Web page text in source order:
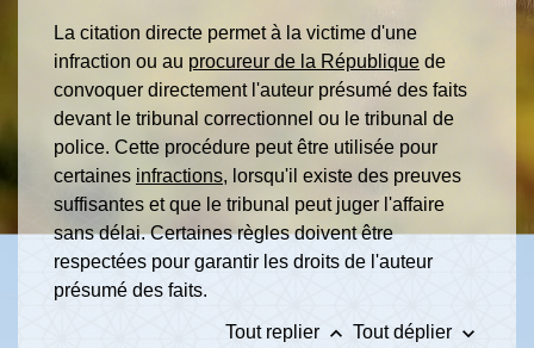
La citation directe permet à la victime d'une
infraction ou au procureur de la République de
convoquer directement l'auteur présumé des faits
devant le tribunal correctionnel ou le tribunal de
police. Cette procédure peut être utilisée pour
certaines infractions, lorsqu'il existe des preuves
suffisantes et que le tribunal peut juger l'affaire
sans délai. Certaines règles doivent être
respectées pour garantir les droits de l'auteur
présumé des faits.
Tout replier keyboard_arrow_up Tout déplier keyboard_arrow_down